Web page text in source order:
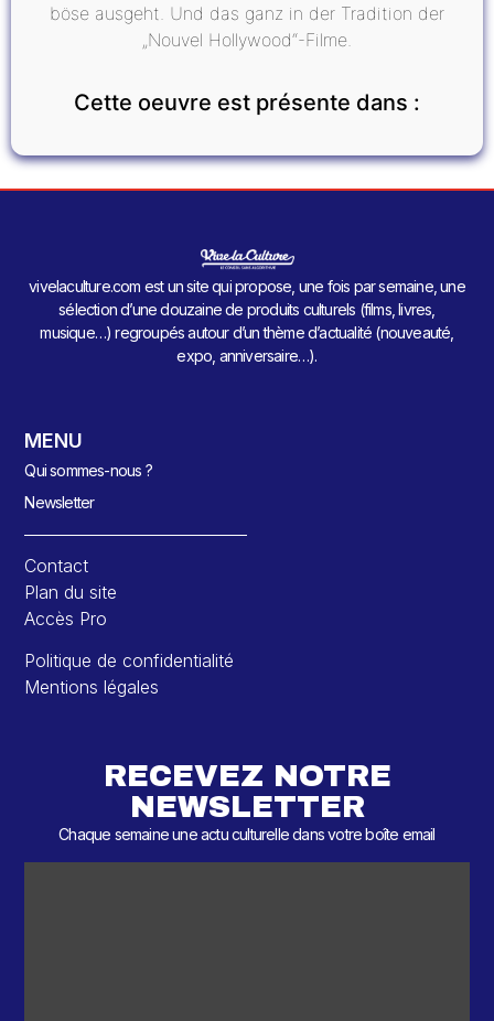
böse ausgeht. Und das ganz in der Tradition der
„Nouvel Hollywood“-Filme.
Cette oeuvre est présente dans :
vivelaculture.com est un site qui propose, une fois par semaine, une
sélection d’une douzaine de produits culturels (films, livres,
musique…) regroupés autour d’un thème d’actualité (nouveauté,
expo, anniversaire…).
MENU
Qui sommes-nous ?
Newsletter
Contact
Plan du site
Accès Pro
Politique de confidentialité
Mentions légales
RECEVEZ NOTRE
NEWSLETTER
Chaque semaine une actu culturelle dans votre boîte email